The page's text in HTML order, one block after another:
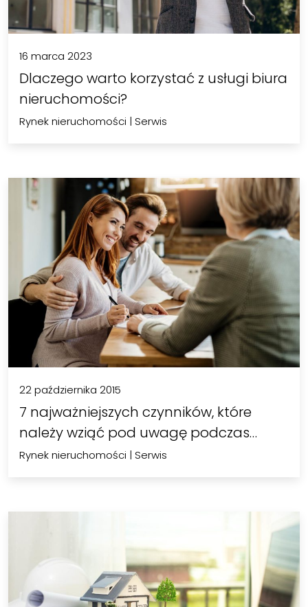
16 marca 2023
Dlaczego warto korzystać z usługi biura
nieruchomości?
Rynek nieruchomości | Serwis
22 października 2015
7 najważniejszych czynników, które
należy wziąć pod uwagę podczas…
Rynek nieruchomości | Serwis